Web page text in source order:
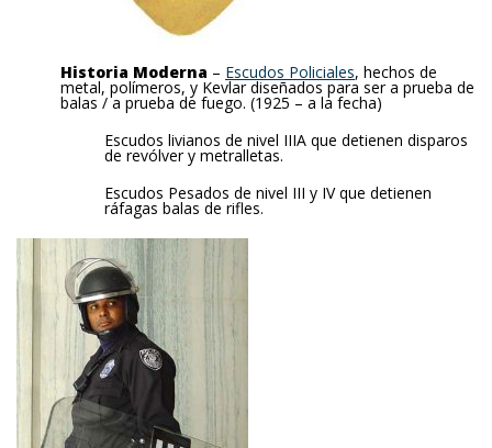
Historia Moderna – Escudos Policiales, hechos de
metal, polímeros, y Kevlar diseñados para ser a prueba de
balas / a prueba de fuego. (1925 – a la fecha)
Escudos livianos de nivel IIIA que detienen disparos
de revólver y metralletas.
Escudos Pesados de nivel III y IV que detienen
ráfagas balas de rifles.